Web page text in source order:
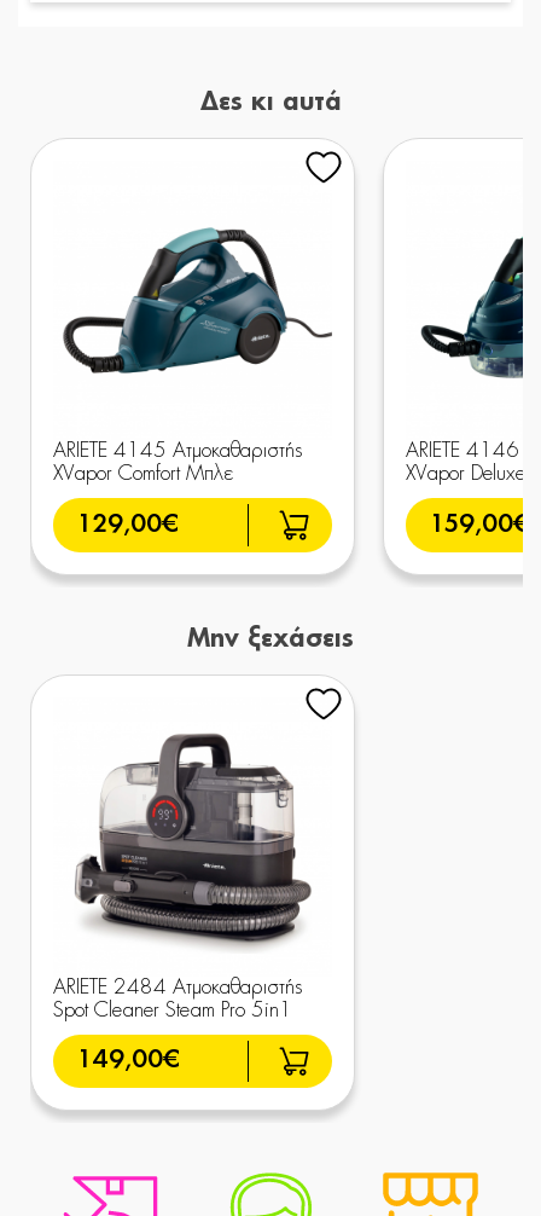
Δες κι αυτά
ARIETE 4145 Ατμοκαθαριστής
XVapor Comfort Μπλε
129,00€
ARIETE 4146
XVapor Deluxe
159,00€
Μην ξεχάσεις
ARIETE 2484 Ατμοκαθαριστής
Spot Cleaner Steam Pro 5in1
149,00€